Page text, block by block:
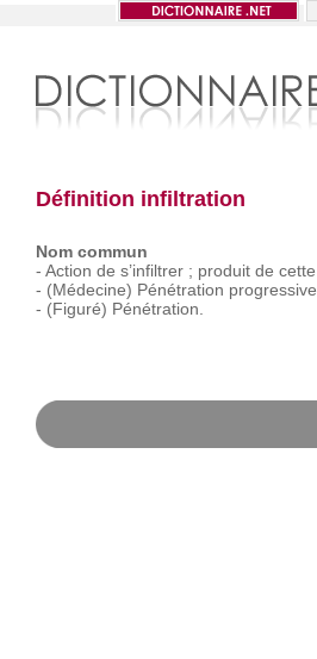
Définition infiltration
Nom commun
- Action de s’infiltrer ; produit de cette
- (Médecine) Pénétration progressive
- (Figuré) Pénétration.